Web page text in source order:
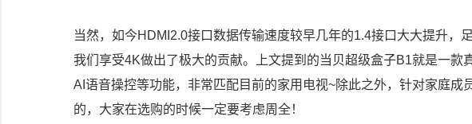
当然，如今HDMI2.0接口数据传输速度较早几年的1.4接口大大提升，
我们享受4K做出了极大的贡献。上文提到的当贝超级盒子B1就是一款
AI语音操控等功能，非常匹配目前的家用电视~除此之外，针对家庭成
的，大家在选购的时候一定要考虑周全！